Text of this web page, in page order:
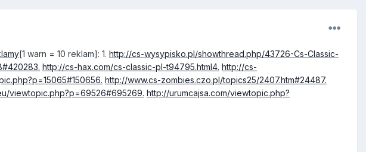
[1 warn = 10 reklam]: 1. http://cs-wysypisko.pl/showthread.php/43726-Cs-Classic-
http://cs-hax.com/cs-classic-pl-t94795.html4. http://cs-
http://www.cs-zombies.czo.pl/topics25/2407.htm#24487.
viewtopic.php?p=69526#695269. http://urumcajsa.com/viewtopic.php?